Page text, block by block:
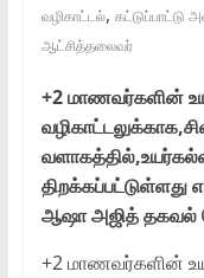
வழிகாட்டல், கட்டுப்பாட்டு
ஆட்சித்தலைவர்
+2 மாணவர்களின்
திறக்கப்பட்டுள்ளது
ஆஷா அஜித் தகவல்
+2 மாணவர்களின்